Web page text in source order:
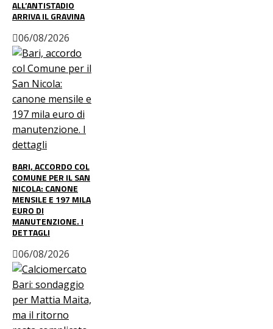
ALL’ANTISTADIO
ARRIVA IL GRAVINA
06/08/2026
BARI, ACCORDO COL
COMUNE PER IL SAN
NICOLA: CANONE
MENSILE E 197 MILA
EURO DI
MANUTENZIONE. I
DETTAGLI
06/08/2026